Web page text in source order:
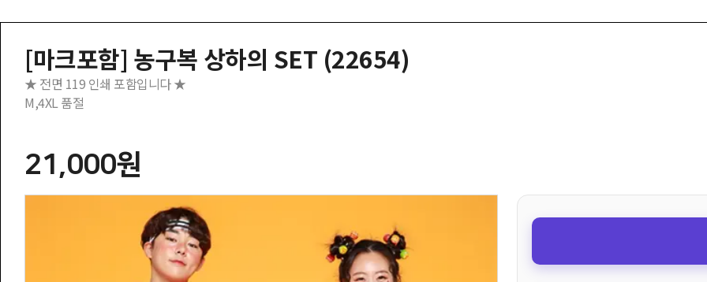
[마크포함] 농구복 상하의 SET (22654)
★ 전면 119 인쇄 포함입니다 ★
M,4XL 품절
21,000원